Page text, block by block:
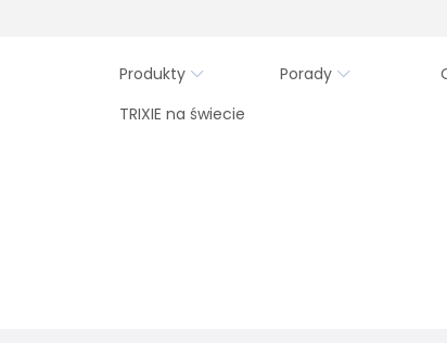
Produkty Porady
TRIXIE na świecie